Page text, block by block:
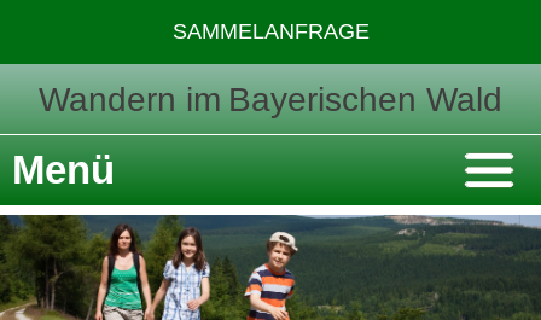
SAMMELANFRAGE
Wandern im Bayerischen Wald
Menü